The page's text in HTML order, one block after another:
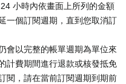
小時內依畫面上所列的金額
一個訂閱週期，直到您取消訂
會以完整的帳單週期為單位來
計費期間進行退款或核發抵免
閱，請在當前訂閱週期到期前